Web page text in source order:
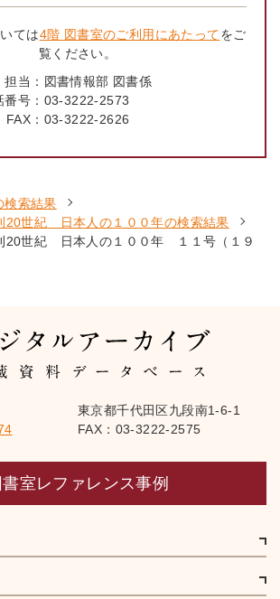
ては4階 図書室のご利用にあたってをご
覧ください。
担当： 図書情報部 図書係
番号： 03-3222-2573
FAX： 03-3222-2626
検索結果
20世紀 日本人の１００年の検索結果
20世紀 日本人の１００年 １１号（１９
東京都千代田区九段南1-6-1
FAX：03-3222-2575
書室レファレンス事例